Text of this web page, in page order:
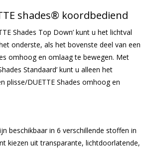
shades® koordbediend
Shades Top Down’ kunt u het lichtval
onderste, als het bovenste deel van een
omhoog en omlaag te bewegen. Met
Standaard’ kunt u alleen het
plisse/DUETTE Shades omhoog en
beschikbaar in 6 verschillende stoffen in
kiezen uit transparante, lichtdoorlatende,